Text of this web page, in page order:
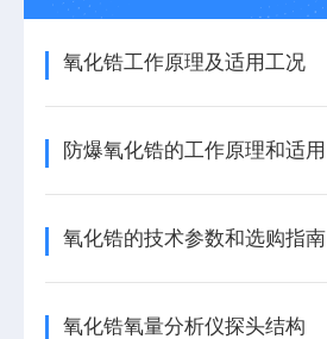
氧化锆工作原理及适用工况
氧化锆的技术参数和选购指南
氧化锆氧量分析仪探头结构